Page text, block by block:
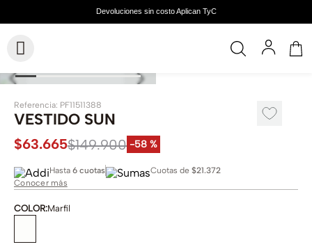
Referencia: PF11511388
VESTIDO SUN
$63.665$149.900 -58 %
Hasta 6 cuotas Cuotas de $21.372
Conocer más
COLOR:Marfil